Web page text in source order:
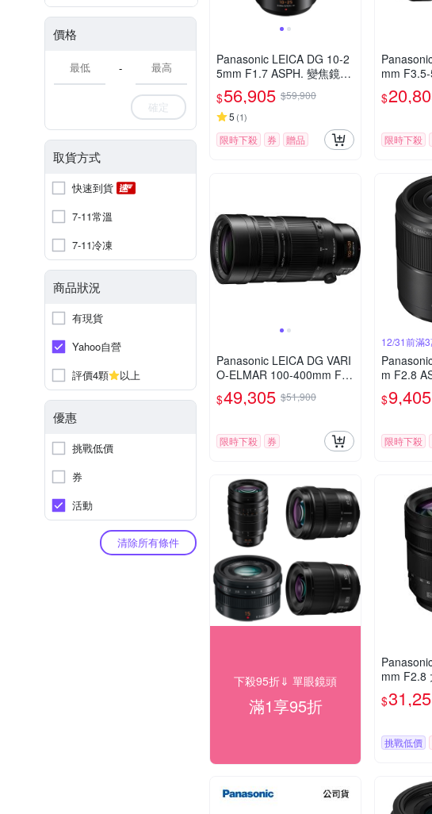
價格
-
確定
取貨方式
快速到貨
7-11常溫
7-11冷凍
商品狀況
有現貨
Yahoo自營
評價4顆
以上
優惠
挑戰低價
券
活動
清除所有條件
Panasonic LEICA DG 10-2
5mm F1.7 ASPH. 變焦鏡頭
公司貨
$56,905 $59,900
5 (1)
限時下殺 券 贈品
mm
貨 S-
$
限時下殺
Panasonic LEICA DG VARI
O-ELMAR 100-400mm F4.
0-6.3 II ASPH.POWER O.I.
S. 超長焦變焦鏡頭 公司貨
$49,305 $51,900
限時下殺 券
12/31前滿
m F2.8
S.微距鏡
$9,405
限時下殺
下殺95折⇓ 單眼鏡頭
滿1享95折
mm F2.8
頭 公司
$
挑戰低價